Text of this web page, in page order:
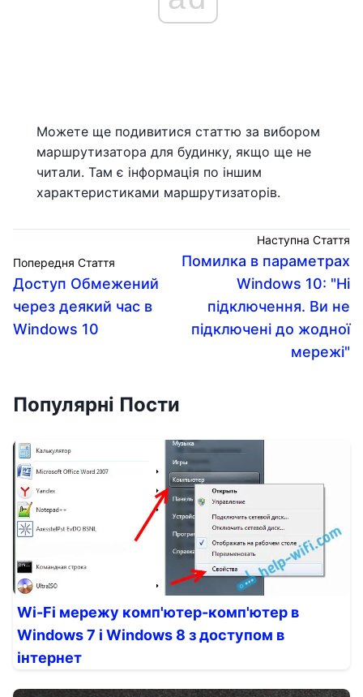
Можете ще подивитися статтю за вибором
маршрутизатора для будинку, якщо ще не
читали. Там є інформація по іншим
характеристиками маршрутизаторів.
Попередня Стаття
Доступ Обмежений
через деякий час в
Windows 10
Наступна Стаття
Помилка в параметрах
Windows 10: "Ні
підключення. Ви не
підключені до жодної
мережі"
Популярні Пости
Wi-Fi мережу комп'ютер-комп'ютер в
Windows 7 і Windows 8 з доступом в
інтернет